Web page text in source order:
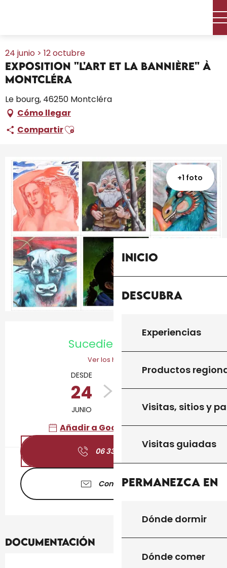
Inicio
Descubra
Experiencias
Productos
Visitas, sitios y
Visitas guiadas
Permanezca en
Dónde dormir
Dónde comer
24 junio > 12 octubre
Exposition "L'Art et la Bannière" à
Montcléra
Le bourg, 46250 Montcléra
Cómo llegar
CompartirAjouter aux favoris
+1 foto
Horarios y datos de contacto
Sucediendo hoy
Ver los horarios
DESDE
24
JUNIO
HASTA
12
OCTUBRE
Añadir a Google Calendar
06 33 46 94
Contáctenos
Documentación